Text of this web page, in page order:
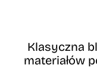
Klasyczna
materiałów